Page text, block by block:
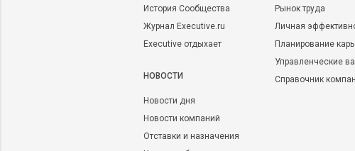
История Сообщества
Журнал Executive.ru
Executive отдыхает
НОВОСТИ
Новости дня
Новости компаний
Отставки и назначения
Рынок труда
Личная
Планирование
Управленческие
Справочник